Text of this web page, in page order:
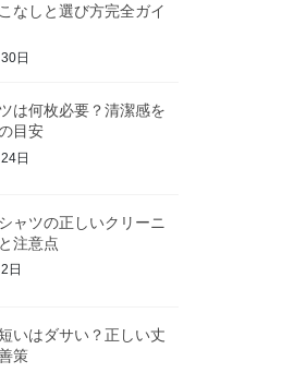
なしと選び方完全ガイ
日
は何枚必要？清潔感を
目安
日
ャツの正しいクリーニ
注意点
日
いはダサい？正しい丈
策